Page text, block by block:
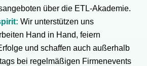
über die ETL-Akademie.
Wir unterstützen uns
Hand in Hand, feiern
und schaffen auch außerhalb
bei regelmäßigen Firmenevents